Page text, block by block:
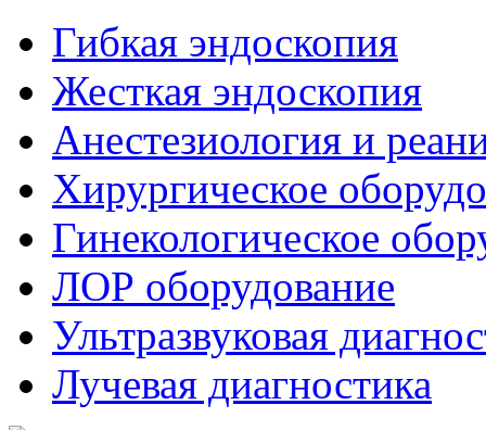
Гибкая эндоскопия
Жесткая эндоскопия
Анестезиология и
Хирургическое
Гинекологическое
ЛОР оборудование
Ультразвуковая
Лучевая диагностика